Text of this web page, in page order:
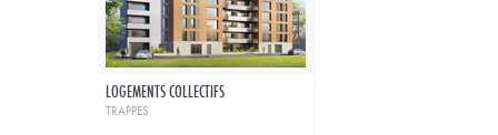
LOGEMENTS COLLECTIFS
trappes